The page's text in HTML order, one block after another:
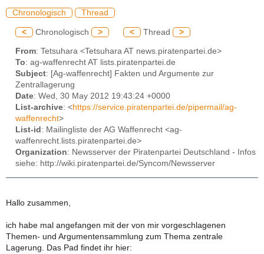
Chronologisch Thread
< Chronologisch > < Thread >
From: Tetsuhara <Tetsuhara AT news.piratenpartei.de>
To: ag-waffenrecht AT lists.piratenpartei.de
Subject: [Ag-waffenrecht] Fakten und Argumente zur
Zentrallagerung
Date: Wed, 30 May 2012 19:43:24 +0000
List-archive: <https://service.piratenpartei.de/pipermail/ag-
waffenrecht>
List-id : Mailingliste der AG Waffenrecht <ag-
waffenrecht.lists.piratenpartei.de>
Organization: Newsserver der Piratenpartei Deutschland - Infos
siehe: http://wiki.piratenpartei.de/Syncom/Newsserver
Hallo zusammen,
ich habe mal angefangen mit der von mir vorgeschlagenen
Themen- und Argumentensammlung zum Thema zentrale
Lagerung. Das Pad findet ihr hier: